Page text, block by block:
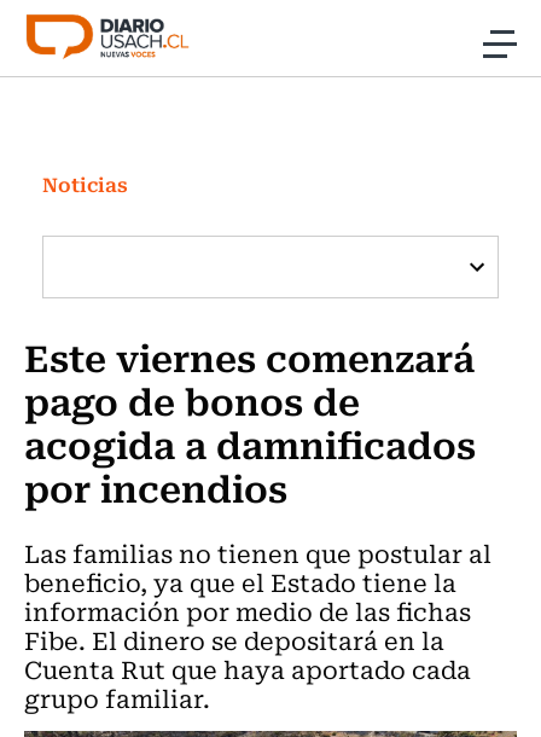
Click acá para ir directamente al contenido
Investigación
Cultura
Programas Radio y TV Usach
Noticias
Este viernes comenzará
pago de bonos de
acogida a damnificados
por incendios
Las familias no tienen que postular al
beneficio, ya que el Estado tiene la
información por medio de las fichas
Fibe. El dinero se depositará en la
Cuenta Rut que haya aportado cada
grupo familiar.